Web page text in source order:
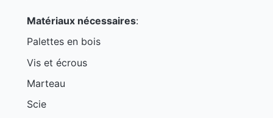
Matériaux nécessaires:
Palettes en bois
Vis et écrous
Marteau
Scie